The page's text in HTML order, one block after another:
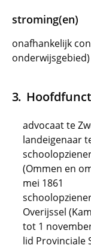
stroming(en)
onafhankelijk
onderwijsgebied)
advocaat te
landeigenaar
(Ommen en
mei 1861
Overijssel
tot 1
lid Provinciale